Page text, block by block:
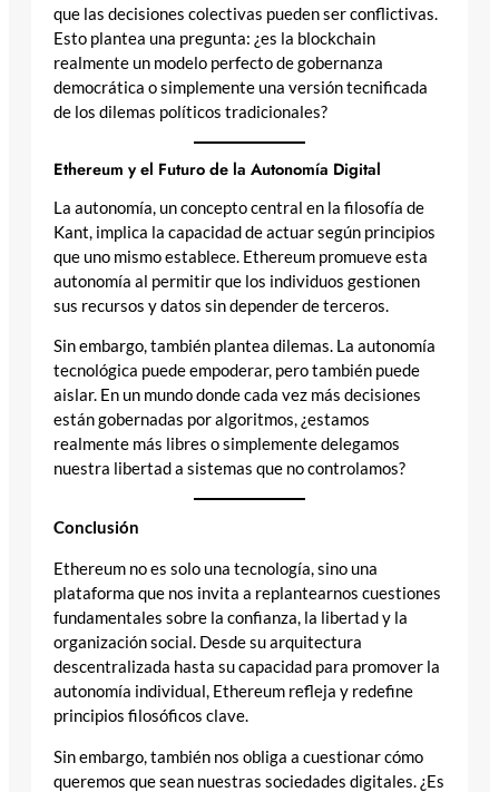
que las decisiones colectivas pueden ser conflictivas.
Esto plantea una pregunta: ¿es la blockchain
realmente un modelo perfecto de gobernanza
democrática o simplemente una versión tecnificada
de los dilemas políticos tradicionales?
Ethereum y el Futuro de la Autonomía Digital
La autonomía, un concepto central en la filosofía de
Kant, implica la capacidad de actuar según principios
que uno mismo establece. Ethereum promueve esta
autonomía al permitir que los individuos gestionen
sus recursos y datos sin depender de terceros.
Sin embargo, también plantea dilemas. La autonomía
tecnológica puede empoderar, pero también puede
aislar. En un mundo donde cada vez más decisiones
están gobernadas por algoritmos, ¿estamos
realmente más libres o simplemente delegamos
nuestra libertad a sistemas que no controlamos?
Conclusión
Ethereum no es solo una tecnología, sino una
plataforma que nos invita a replantearnos cuestiones
fundamentales sobre la confianza, la libertad y la
organización social. Desde su arquitectura
descentralizada hasta su capacidad para promover la
autonomía individual, Ethereum refleja y redefine
principios filosóficos clave.
Sin embargo, también nos obliga a cuestionar cómo
queremos que sean nuestras sociedades digitales. ¿Es